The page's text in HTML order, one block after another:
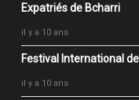
Expatriés de Bcharri
il y a 10 ans
Festival International
il y a 10 ans